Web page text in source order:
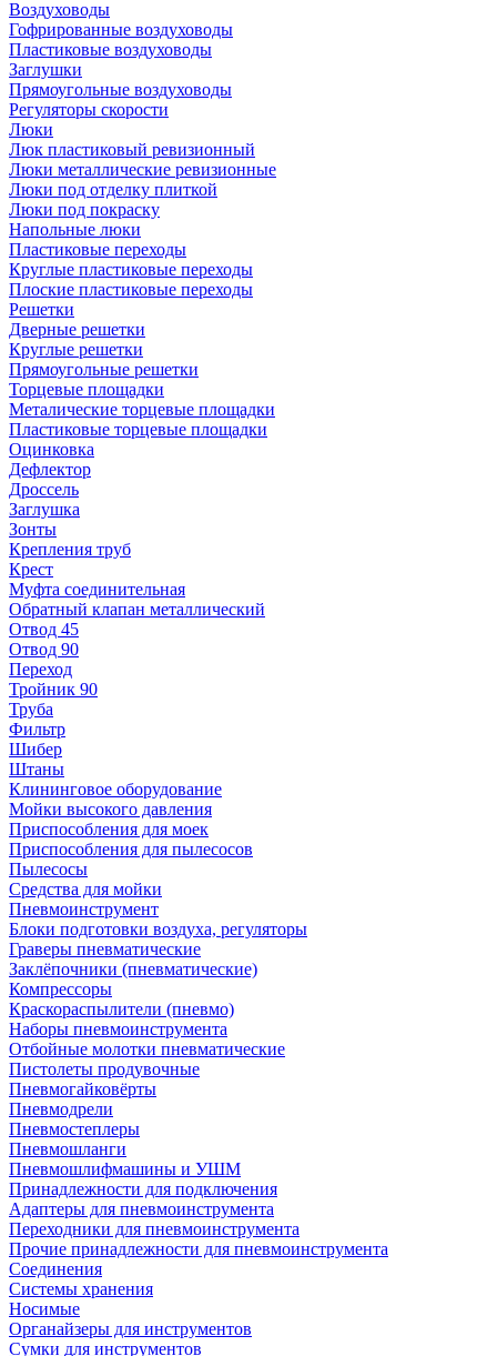
Воздуховоды
Гофрированные воздуховоды
Пластиковые воздуховоды
Заглушки
Прямоугольные воздуховоды
Регуляторы скорости
Люки
Люк пластиковый ревизионный
Люки металлические ревизионные
Люки под отделку плиткой
Люки под покраску
Напольные люки
Пластиковые переходы
Круглые пластиковые переходы
Плоские пластиковые переходы
Решетки
Дверные решетки
Круглые решетки
Прямоугольные решетки
Торцевые площадки
Металические торцевые площадки
Пластиковые торцевые площадки
Оцинковка
Дефлектор
Дроссель
Заглушка
Зонты
Крепления труб
Крест
Муфта соединительная
Обратный клапан металлический
Отвод 45
Отвод 90
Переход
Тройник 90
Труба
Фильтр
Шибер
Штаны
Клининговое оборудование
Мойки высокого давления
Приспособления для моек
Приспособления для пылесосов
Пылесосы
Средства для мойки
Пневмоинструмент
Блоки подготовки воздуха, регуляторы
Граверы пневматические
Заклёпочники (пневматические)
Компрессоры
Краскораспылители (пневмо)
Наборы пневмоинструмента
Отбойные молотки пневматические
Пистолеты продувочные
Пневмогайковёрты
Пневмодрели
Пневмостеплеры
Пневмошланги
Пневмошлифмашины и УШМ
Принадлежности для подключения
Адаптеры для пневмоинструмента
Переходники для пневмоинструмента
Прочие принадлежности для пневмоинструмента
Соединения
Системы хранения
Носимые
Органайзеры для инструментов
Сумки для инструментов